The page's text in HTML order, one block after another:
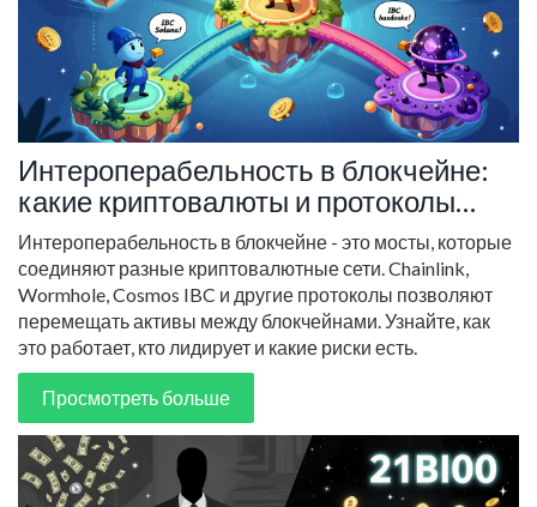
Интероперабельность в блокчейне:
какие криптовалюты и протоколы
соединяют разные сети
Интероперабельность в блокчейне - это мосты, которые
соединяют разные криптовалютные сети. Chainlink,
Wormhole, Cosmos IBC и другие протоколы позволяют
перемещать активы между блокчейнами. Узнайте, как
это работает, кто лидирует и какие риски есть.
Просмотреть больше